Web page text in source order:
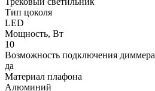
Тип цоколя
LED
Мощность, Вт
10
Возможность подключения диммера
да
Материал плафона
Алюминий